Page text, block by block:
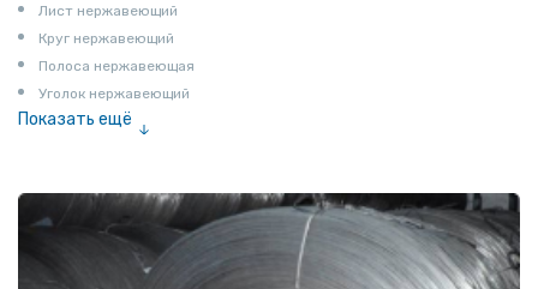
Лист нержавеющий
Круг нержавеющий
Полоса нержавеющая
Уголок нержавеющий
Показать ещё